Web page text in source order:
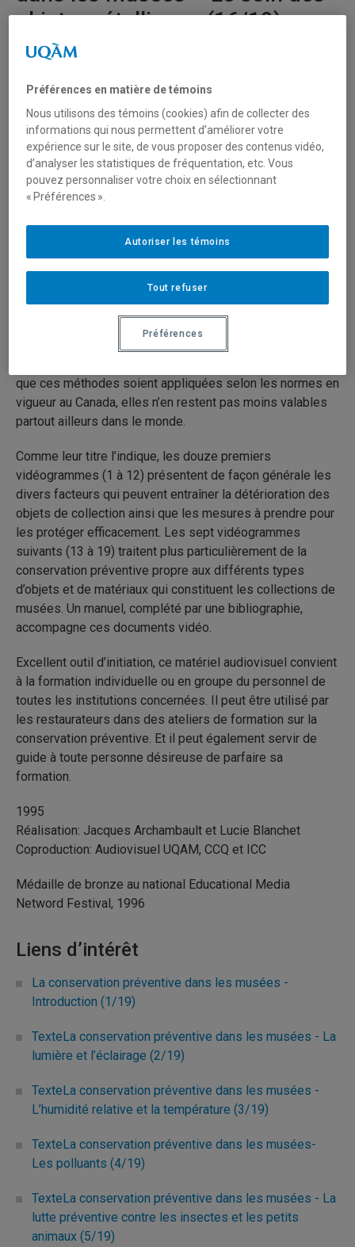
objets métalliques (16/19)
Série: La conservation préventive dans les musées
La conservation préventive est l’ensemble des mesures
destinées à prolonger la vie des oeuvres et objets de
musées en prévenant, autant que possible, leur
Ces 19 vidéogrammes s’adressent à toutes les
personnes qui, par leur travail, peuvent avoir à manipuler
des objets de collection (conservateurs, architectes,
designers, techniciens, archivistes, bénévoles, etc.). Des
conseils pratiques faciles à suivre et de nombreuses
que ces méthodes soient appliquées selon les normes en
vigueur au Canada, elles n’en restent pas moins valables
partout ailleurs dans le monde.
Comme leur titre l’indique, les douze premiers
vidéogrammes (1 à 12) présentent de façon générale les
divers facteurs qui peuvent entraîner la détérioration des
objets de collection ainsi que les mesures à prendre pour
les protéger efficacement. Les sept vidéogrammes
suivants (13 à 19) traitent plus particulièrement de la
conservation préventive propre aux différents types
d’objets et de matériaux qui constituent les collections de
musées. Un manuel, complété par une bibliographie,
accompagne ces documents vidéo.
Excellent outil d’initiation, ce matériel audiovisuel convient
à la formation individuelle ou en groupe du personnel de
toutes les institutions concernées. Il peut être utilisé par
les restaurateurs dans des ateliers de formation sur la
conservation préventive. Et il peut également servir de
guide à toute personne désireuse de parfaire sa
formation.
1995
Réalisation: Jacques Archambault et Lucie Blanchet
Coproduction: Audiovisuel UQAM, CCQ et ICC
Médaille de bronze au national Educational Media
Netword Festival, 1996
Liens d’intérêt
La conservation préventive dans les musées -
Introduction (1/19)
TexteLa conservation préventive dans les musées - La
lumière et l’éclairage (2/19)
TexteLa conservation préventive dans les musées -
L’humidité relative et la température (3/19)
TexteLa conservation préventive dans les musées-
Les polluants (4/19)
TexteLa conservation préventive dans les musées - La
lutte préventive contre les insectes et les petits
animaux (5/19)
Préférences en matière de témoins
Nous utilisons des témoins (cookies) afin de collecter des
informations qui nous permettent d’améliorer votre
expérience sur le site, de vous proposer des contenus vidéo,
d’analyser les statistiques de fréquentation, etc. Vous
pouvez personnaliser votre choix en sélectionnant
« Préférences ».
Tout refuser
Autoriser les témoins
Préférences